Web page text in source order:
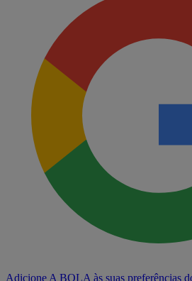
Adicione A BOLA às suas preferências